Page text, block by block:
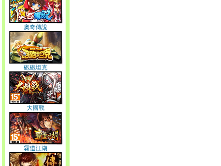
奧奇傳說
砲砲坦克
大國戰
霸道江湖